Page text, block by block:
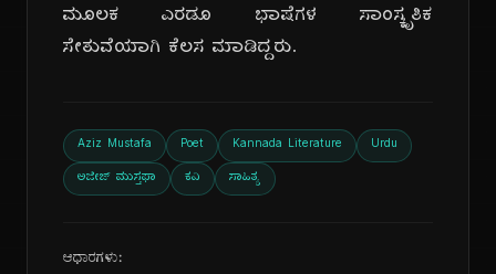
ಮೂಲಕ ಎರಡೂ ಭಾಷೆಗಳ ಸಾಂಸ್ಕೃತಿಕ
ಸೇತುವೆಯಾಗಿ ಕೆಲಸ ಮಾಡಿದ್ದರು.
Aziz Mustafa Poet Kannada Literature Urdu
ಅಜೀಜ್ ಮುಸ್ತಫಾ ಕವಿ ಸಾಹಿತ್ಯ
ಆಧಾರಗಳು: